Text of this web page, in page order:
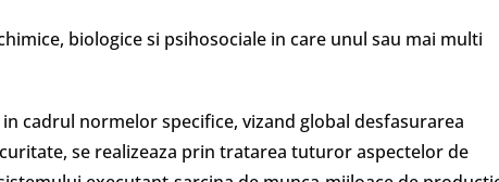
biologice si psihosociale in care unul sau mai multi
cadrul normelor specifice, vizand global desfasurarea
se realizeaza prin tratarea tuturor aspectelor de